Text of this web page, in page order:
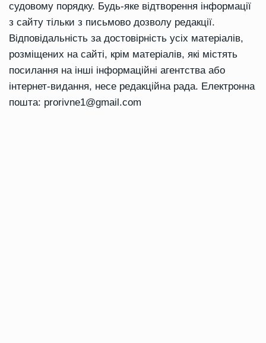
судовому порядку. Будь-яке відтворення інформації
з сайту тільки з письмово дозволу редакції.
Відповідальність за достовірність усіх матеріалів,
розміщених на сайті, крім матеріалів, які містять
посилання на інші інформаційні агентства або
інтернет-видання, несе редакційна рада. Електронна
пошта: prorivne1@gmail.com